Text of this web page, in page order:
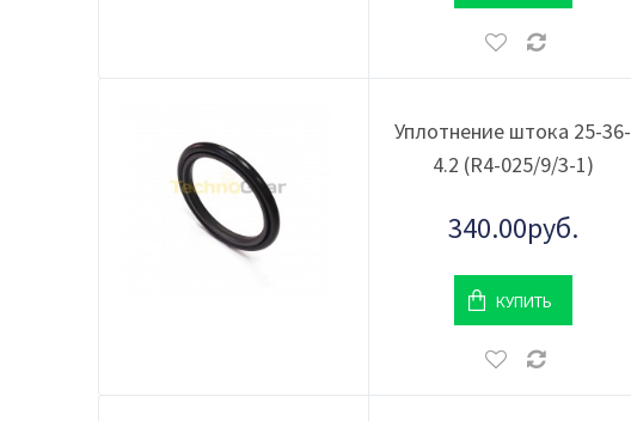
Уплотнение штока 25-36-
4.2 (R4-025/9/3-1)
340.00руб.
КУПИТЬ